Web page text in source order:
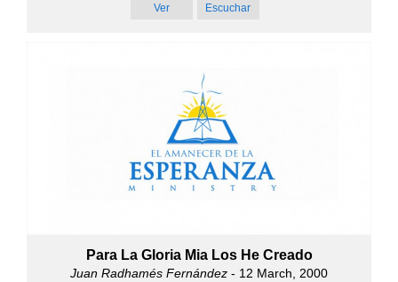
Ver Escuchar
Para La Gloria Mia Los He Creado
Juan Radhamés Fernández - 12 March, 2000